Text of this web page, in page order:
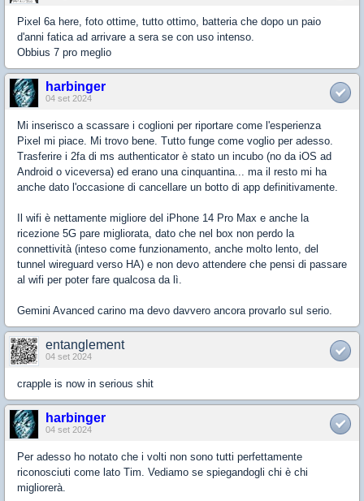
Pixel 6a here, foto ottime, tutto ottimo, batteria che dopo un paio
d'anni fatica ad arrivare a sera se con uso intenso.
Obbius 7 pro meglio
harbinger
04 set 2024
Mi inserisco a scassare i coglioni per riportare come l'esperienza
Pixel mi piace. Mi trovo bene. Tutto funge come voglio per adesso.
Trasferire i 2fa di ms authenticator è stato un incubo (no da iOS ad
Android o viceversa) ed erano una cinquantina... ma il resto mi ha
anche dato l'occasione di cancellare un botto di app definitivamente.
Il wifi è nettamente migliore del iPhone 14 Pro Max e anche la
ricezione 5G pare migliorata, dato che nel box non perdo la
connettività (inteso come funzionamento, anche molto lento, del
tunnel wireguard verso HA) e non devo attendere che pensi di passare
al wifi per poter fare qualcosa da lì.
Gemini Avanced carino ma devo davvero ancora provarlo sul serio.
entanglement
04 set 2024
crapple is now in serious shit
harbinger
04 set 2024
Per adesso ho notato che i volti non sono tutti perfettamente
riconosciuti come lato Tim. Vediamo se spiegandogli chi è chi
migliorerà.